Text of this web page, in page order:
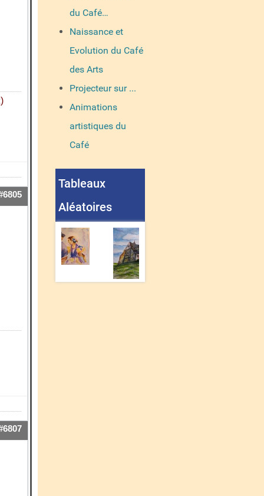
du Café…
Naissance et
Evolution du Café
des Arts
Projecteur sur ...
Animations
artistiques du
Café
Tableaux
Aléatoires